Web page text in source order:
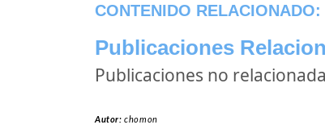
CONTENIDO RELACIONADO:
Publicaciones
Publicaciones no
Autor:chomon